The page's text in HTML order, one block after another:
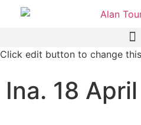
Click edit button to change this
Ina. 18